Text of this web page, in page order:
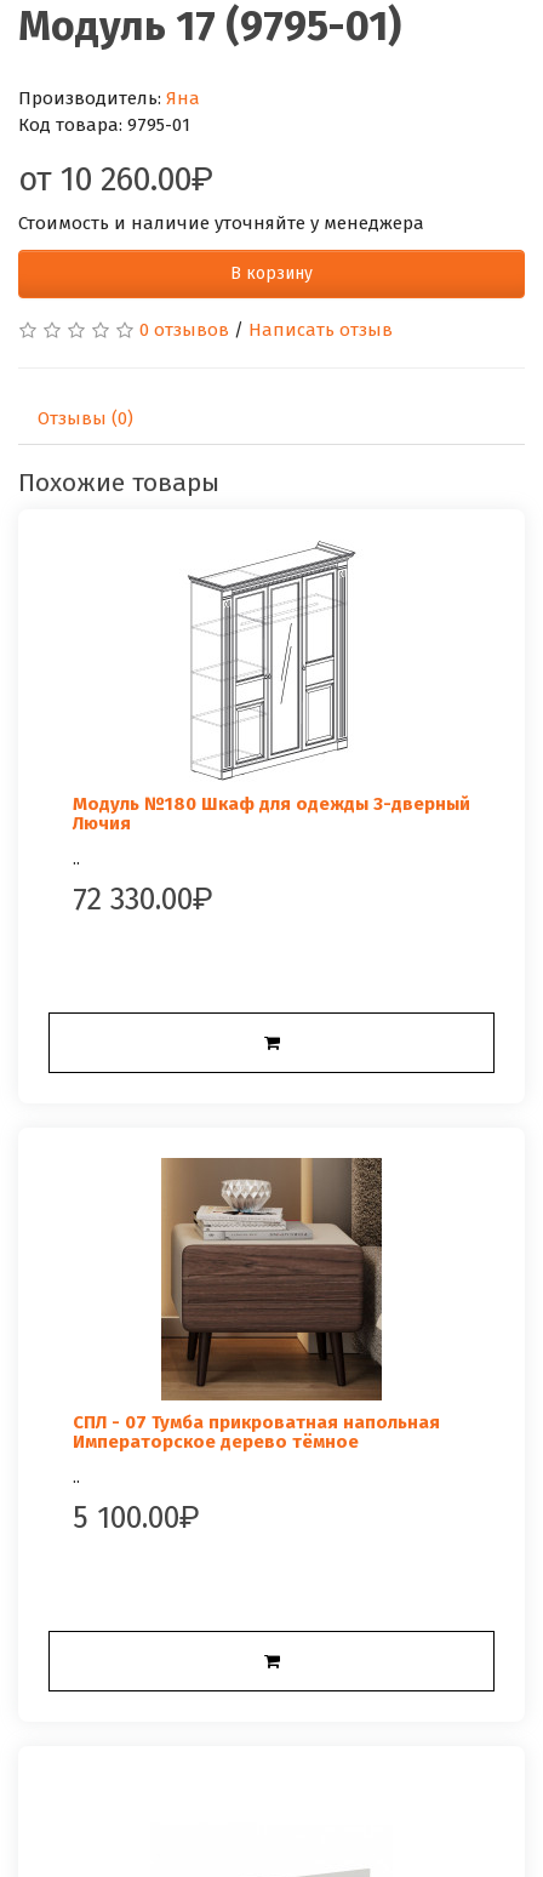
Модуль 17 (9795-01)
Производитель: Яна
Код товара: 9795-01
от 10 260.00
Стоимость и наличие уточняйте у менеджера
В корзину
0 отзывов / Написать отзыв
Отзывы (0)
Похожие товары
Модуль №180 Шкаф для одежды 3-дверный
Лючия
..
72 330.00
СПЛ - 07 Тумба прикроватная напольная
Императорское дерево тёмное
..
5 100.00